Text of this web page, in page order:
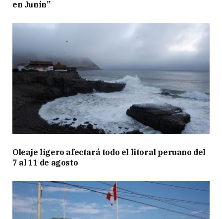
en Junín”
Oleaje ligero afectará todo el litoral peruano del
7 al 11 de agosto